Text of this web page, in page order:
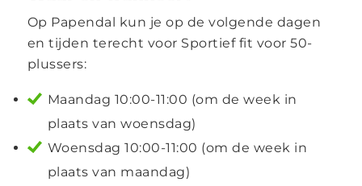
Op Papendal kun je op de volgende dagen
en tijden terecht voor Sportief fit voor 50-
plussers:
Maandag 10:00-11:00 (om de week in
plaats van woensdag)
Woensdag 10:00-11:00 (om de week in
plaats van maandag)